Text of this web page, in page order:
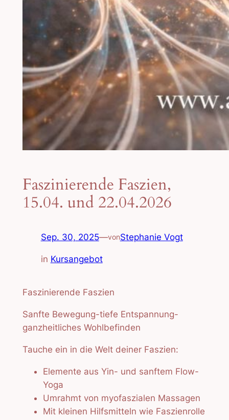
Faszinierende Faszien,
15.04. und 22.04.2026
Sep. 30, 2025—vonStephanie Vogt
in Kursangebot
Faszinierende Faszien
Sanfte Bewegung-tiefe Entspannung-
ganzheitliches Wohlbefinden
Tauche ein in die Welt deiner Faszien:
Elemente aus Yin- und sanftem Flow-
Yoga
Umrahmt von myofaszialen Massagen
Mit kleinen Hilfsmitteln wie Faszienrolle